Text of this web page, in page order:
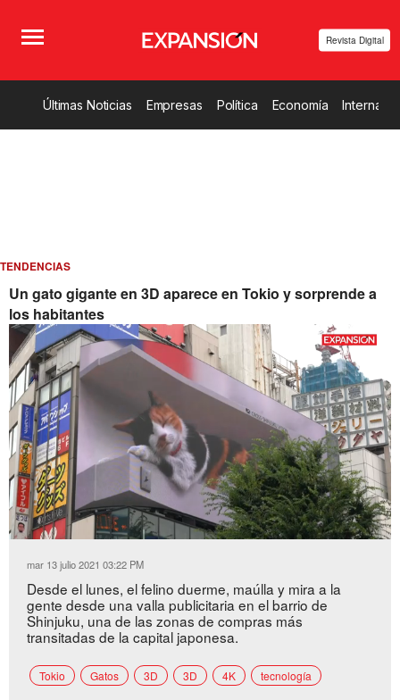
Revista Digital
Últimas Noticias Empresas Política Economía
TENDENCIAS
Un gato gigante en 3D aparece en Tokio y sorprende a
los habitantes
Unmute Loaded:
72.36%
mar 13 julio 2021 03:22 PM
Desde el lunes, el felino duerme, maúlla y mira a la
gente desde una valla publicitaria en el barrio de
Shinjuku, una de las zonas de compras más
transitadas de la capital japonesa.
Tokio Gatos 3D 3D 4K tecnología